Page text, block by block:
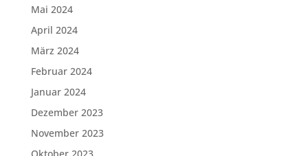
Mai 2024
April 2024
März 2024
Februar 2024
Januar 2024
Dezember 2023
November 2023